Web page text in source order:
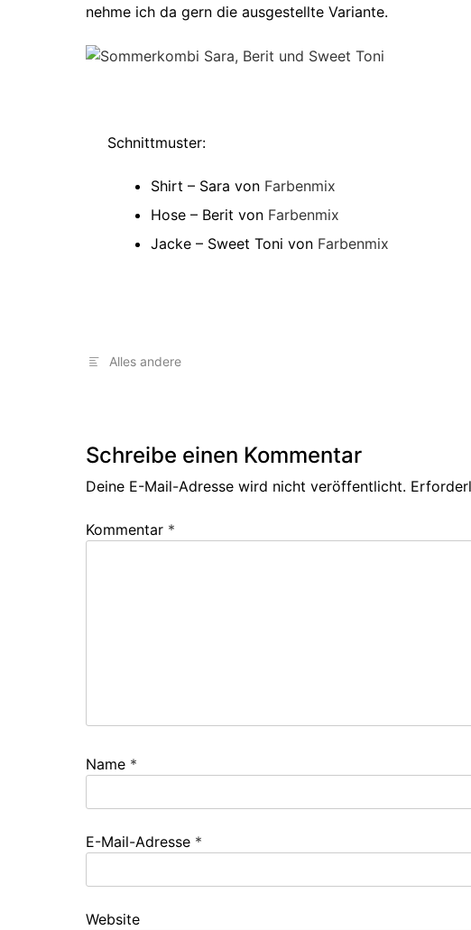
nehme ich da gern die ausgestellte Variante.
Schnittmuster:
Shirt – Sara von Farbenmix
Hose – Berit von Farbenmix
Jacke – Sweet Toni von Farbenmix
Alles andere
Schreibe einen Kommentar
Deine E-Mail-Adresse wird nicht veröffentlicht.
Kommentar *
Name *
E-Mail-Adresse *
Website